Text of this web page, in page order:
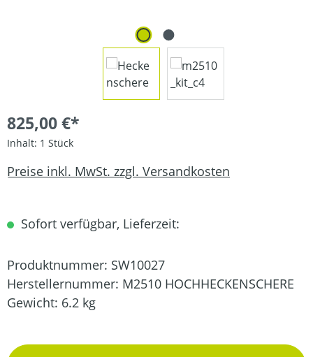
825,00 €*
Inhalt: 1 Stück
Preise inkl. MwSt. zzgl. Versandkosten
Sofort verfügbar, Lieferzeit:
Produktnummer: SW10027
Herstellernummer: M2510 HOCHHECKENSCHERE
Gewicht: 6.2 kg